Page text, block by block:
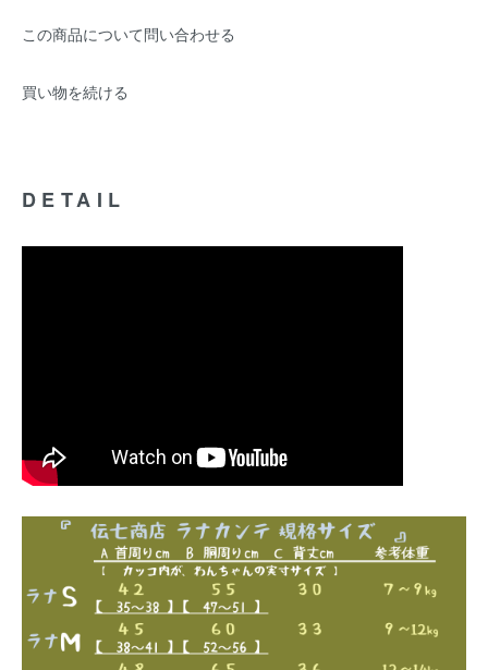
この商品について問い合わせる
買い物を続ける
DETAIL